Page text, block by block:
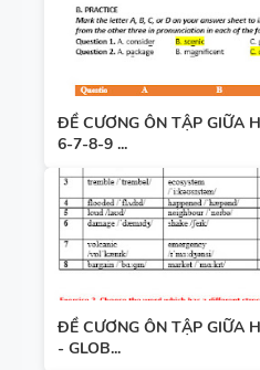
ĐỀ CƯƠNG ÔN TẬP GIỮA
6-7-8-9 ...
ĐỀ CƯƠNG ÔN TẬP GIỮA
- GLOB...